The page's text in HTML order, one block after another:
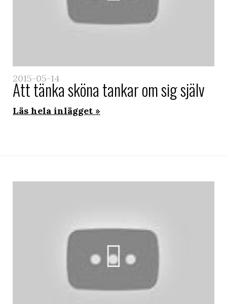
2015-05-14
Att tänka sköna tankar om sig själv
Läs hela inlägget